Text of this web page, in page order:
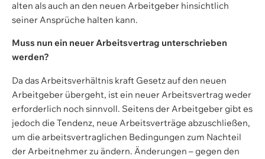
alten als auch an den neuen Arbeitgeber hinsichtlich
seiner Ansprüche halten kann.
Muss nun ein neuer Arbeitsvertrag unterschrieben
werden?
Da das Arbeitsverhältnis kraft Gesetz auf den neuen
Arbeitgeber übergeht, ist ein neuer Arbeitsvertrag weder
erforderlich noch sinnvoll. Seitens der Arbeitgeber gibt es
jedoch die Tendenz, neue Arbeitsverträge abzuschließen,
um die arbeitsvertraglichen Bedingungen zum Nachteil
der Arbeitnehmer zu ändern. Änderungen – gegen den